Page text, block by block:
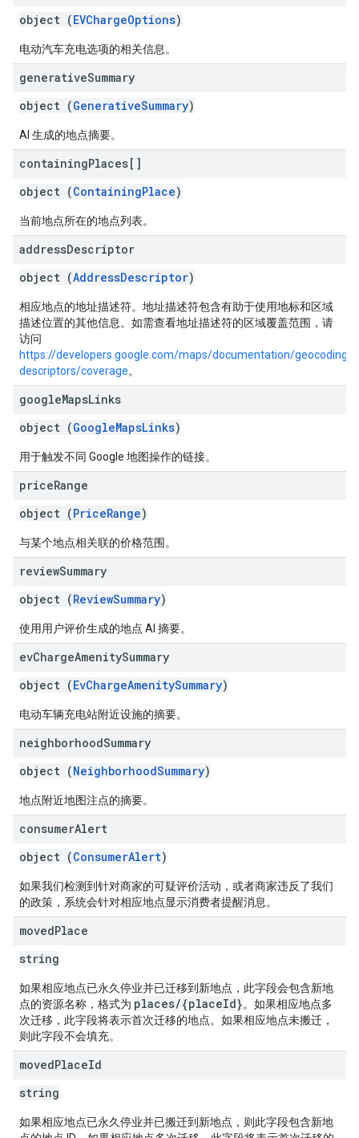
object (EVChargeOptions)
电动汽车充电选项的相关信息。
generativeSummary
object (GenerativeSummary)
AI 生成的地点摘要。
containingPlaces[]
object (ContainingPlace)
当前地点所在的地点列表。
addressDescriptor
object (AddressDescriptor)
相应地点的地址描述符。地址描述符包含有助于使用地标和区域
描述位置的其他信息。如需查看地址描述符的区域覆盖范围，请
访问
https://developers.google.com/maps/documentation/geocoding/
descriptors/coverage。
googleMapsLinks
object (GoogleMapsLinks)
用于触发不同 Google 地图操作的链接。
priceRange
object (PriceRange)
与某个地点相关联的价格范围。
reviewSummary
object (ReviewSummary)
使用用户评价生成的地点 AI 摘要。
evChargeAmenitySummary
object (EvChargeAmenitySummary)
电动车辆充电站附近设施的摘要。
neighborhoodSummary
object (NeighborhoodSummary)
地点附近地图注点的摘要。
consumerAlert
object (ConsumerAlert)
如果我们检测到针对商家的可疑评价活动，或者商家违反了我们
的政策，系统会针对相应地点显示消费者提醒消息。
movedPlace
string
如果相应地点已永久停业并已迁移到新地点，此字段会包含新地
点的资源名称，格式为 places/{placeId}。如果相应地点多
次迁移，此字段将表示首次迁移的地点。如果相应地点未搬迁，
则此字段不会填充。
movedPlaceId
string
如果相应地点已永久停业并已搬迁到新地点，则此字段包含新地